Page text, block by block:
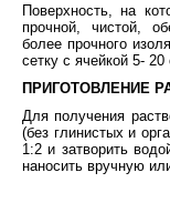
Поверхность, на
прочной, чистой,
более прочного
сетку с ячейкой 5- 20
ПРИГОТОВЛЕНИЕ
Для получения
(без глинистых и
1:2 и затворить
наносить вручную